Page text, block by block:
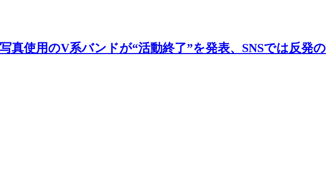
使用のV系バンドが“活動終了”を発表、SNSでは反発の